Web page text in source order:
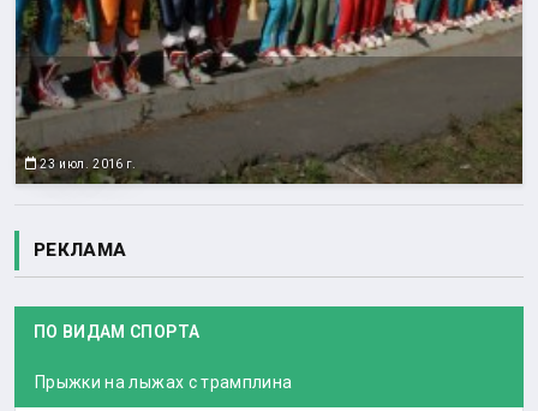
23 июл. 2016 г.
РЕКЛАМА
ПО ВИДАМ СПОРТА
Прыжки на лыжах с трамплина